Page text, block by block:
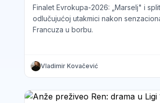
Finalet Evrokupa-2026: „Marselj" i
odlučujućoj utakmici nakon
Francuza u borbu.
Vladimir Kovačević